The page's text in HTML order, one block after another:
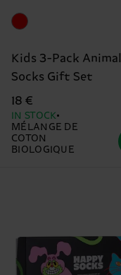
Kids 3-Pack Animal
Socks Gift Set
18 €
IN STOCK
MÉLANGE DE
COTON
BIOLOGIQUE